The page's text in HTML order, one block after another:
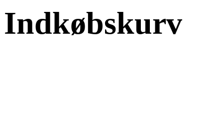
Indkøbskurv